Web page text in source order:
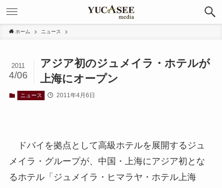
ホーム ニュース
アジア初のジュメイラ・ホテルが
上海にオープン
2011
4/06
ニュース 2011年4月6日
ドバイを拠点として高級ホテルを展開するジュ
メイラ・グループが、中国・上海にアジア初とな
るホテル「ジュメイラ・ヒマラヤ・ホテル上海